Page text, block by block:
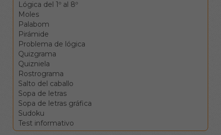
Lógica del 1º al 8º
Moles
Palabom
Pirámide
Problema de lógica
Quizgrama
Quizniela
Rostrograma
Salto del caballo
Sopa de letras
Sopa de letras gráfica
Sudoku
Test informativo